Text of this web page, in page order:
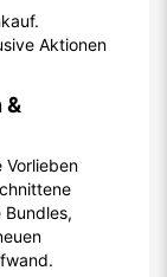
Aktionen
&
Vorlieben